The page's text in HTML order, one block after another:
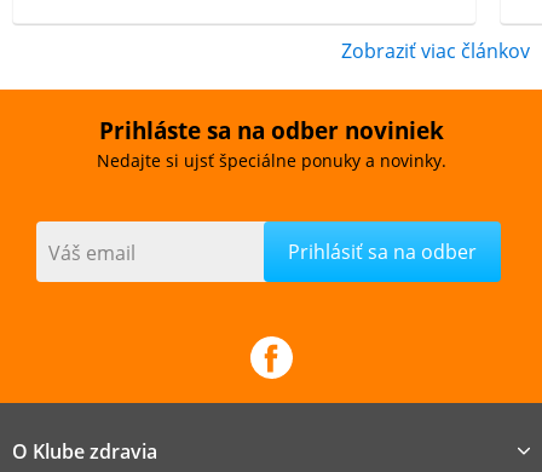
Zobraziť viac článkov
Prihláste sa na odber noviniek
Nedajte si ujsť špeciálne ponuky a novinky.
Váš email
O Klube zdravia